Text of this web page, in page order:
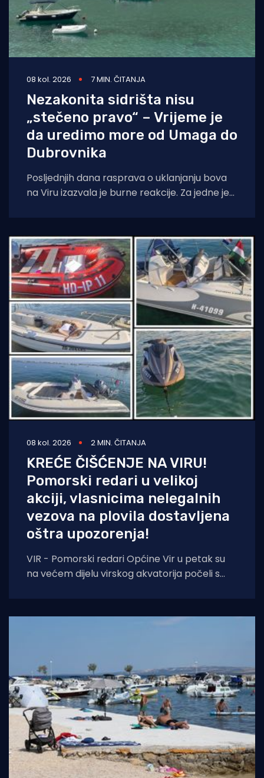
08 kol. 2026 7 MIN. ČITANJA
Nezakonita sidrišta nisu
„stečeno pravo“ – Vrijeme je
da uredimo more od Umaga do
Dubrovnika
Posljednjih dana rasprava o uklanjanju bova
na Viru izazvala je burne reakcije. Za jedne je
08 kol. 2026 2 MIN. ČITANJA
KREĆE ČIŠĆENJE NA VIRU!
Pomorski redari u velikoj
akciji, vlasnicima nelegalnih
vezova na plovila dostavljena
oštra upozorenja!
VIR - Pomorski redari Općine Vir u petak su
na većem dijelu virskog akvatorija počeli s